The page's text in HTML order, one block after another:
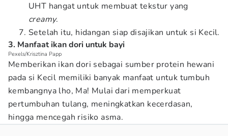
UHT hangat untuk membuat tekstur yang
creamy.
Setelah itu, hidangan siap disajikan untuk si Kecil.
3. Manfaat ikan dori untuk bayi
Pexels/Krisztina Papp
Memberikan ikan dori sebagai sumber protein hewani
pada si Kecil memiliki banyak manfaat untuk tumbuh
kembangnya lho, Ma! Mulai dari memperkuat
pertumbuhan tulang, meningkatkan kecerdasan,
hingga mencegah risiko asma.